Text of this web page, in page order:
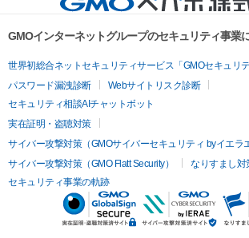
GMOインターネットグループのセキュリティ事業
世界初総合ネットセキュリティサービス「GMOセキュリテ
パスワード漏洩診断
Webサイトリスク診断
セキュリティ相談AIチャットボット
実在証明・盗聴対策
サイバー攻撃対策（GMOサイバーセキュリティ byイエラ
サイバー攻撃対策（GMO Flatt Security）
なりすまし対
セキュリティ事業の軌跡